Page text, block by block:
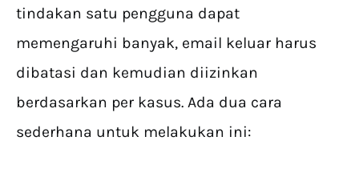
tindakan satu pengguna dapat
memengaruhi banyak, email keluar harus
dibatasi dan kemudian diizinkan
berdasarkan per kasus. Ada dua cara
sederhana untuk melakukan ini: